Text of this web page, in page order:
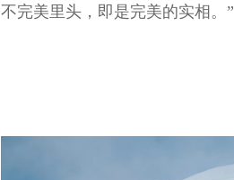
不完美里头，即是完美的实相。”